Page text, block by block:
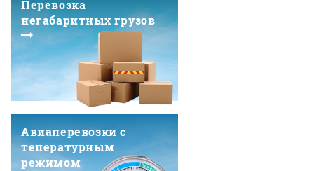
Перевозка
негабаритных грузов
Авиаперевозки с
тепературным
режимом